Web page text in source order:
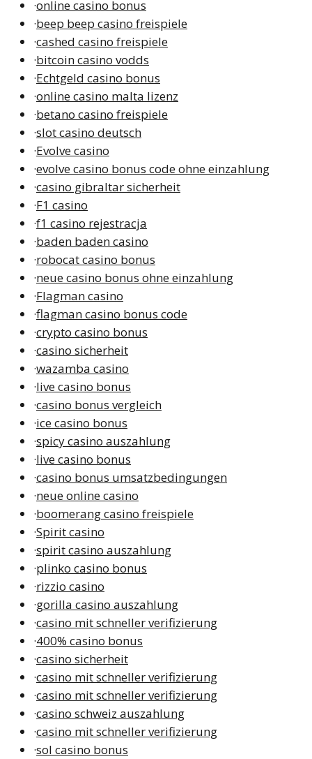
·online casino bonus
·beep beep casino freispiele
·cashed casino freispiele
·bitcoin casino vodds
·Echtgeld casino bonus
·online casino malta lizenz
·betano casino freispiele
·slot casino deutsch
·Evolve casino
·evolve casino bonus code ohne einzahlung
·casino gibraltar sicherheit
·F1 casino
·f1 casino rejestracja
·baden baden casino
·robocat casino bonus
·neue casino bonus ohne einzahlung
·Flagman casino
·flagman casino bonus code
·crypto casino bonus
·casino sicherheit
·wazamba casino
·live casino bonus
·casino bonus vergleich
·ice casino bonus
·spicy casino auszahlung
·live casino bonus
·casino bonus umsatzbedingungen
·neue online casino
·boomerang casino freispiele
·Spirit casino
·spirit casino auszahlung
·plinko casino bonus
·rizzio casino
·gorilla casino auszahlung
·casino mit schneller verifizierung
·400% casino bonus
·casino sicherheit
·casino mit schneller verifizierung
·casino mit schneller verifizierung
·casino schweiz auszahlung
·casino mit schneller verifizierung
·sol casino bonus